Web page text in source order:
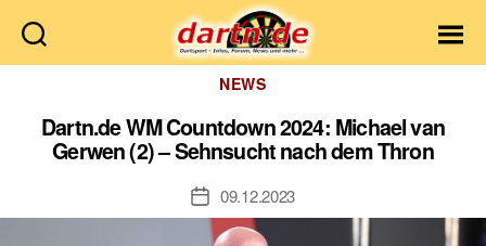
Dartn.de
Kategorien
NEWS
Dartn.de WM Countdown 2024: Michael van
Gerwen (2) – Sehnsucht nach dem Thron
Veröffentlichungsdatum
09.12.2023